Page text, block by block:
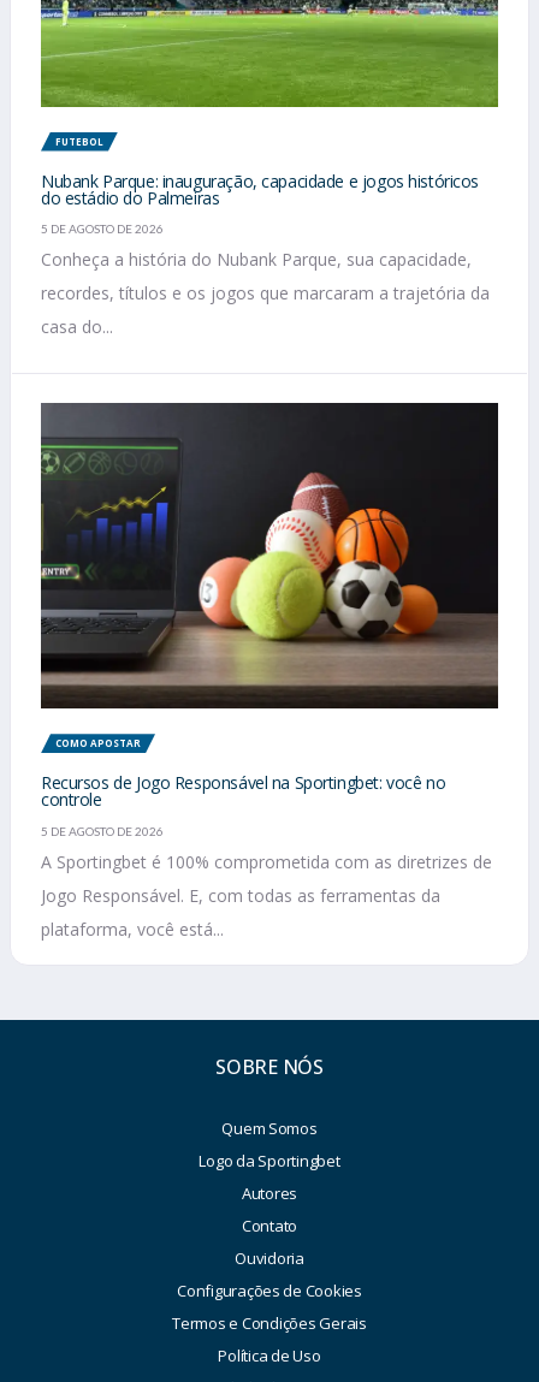
FUTEBOL
Nubank Parque: inauguração, capacidade e jogos históricos
do estádio do Palmeiras
5 DE AGOSTO DE 2026
Conheça a história do Nubank Parque, sua capacidade,
recordes, títulos e os jogos que marcaram a trajetória da
casa do...
COMO APOSTAR
Recursos de Jogo Responsável na Sportingbet: você no
controle
5 DE AGOSTO DE 2026
A Sportingbet é 100% comprometida com as diretrizes de
Jogo Responsável. E, com todas as ferramentas da
plataforma, você está...
SOBRE NÓS
Quem Somos
Logo da Sportingbet
Autores
Contato
Ouvidoria
Configurações de Cookies
Termos e Condições Gerais
Política de Uso